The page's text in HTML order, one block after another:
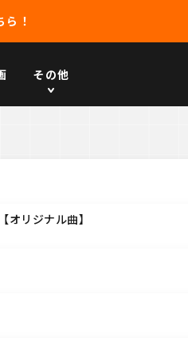
！
その他
リジナル曲】